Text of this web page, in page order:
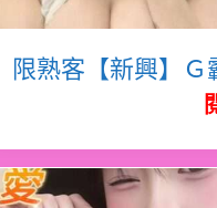
限熟客【新興】Ｇ